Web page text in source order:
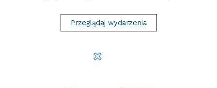
Przeglądaj wydarzenia